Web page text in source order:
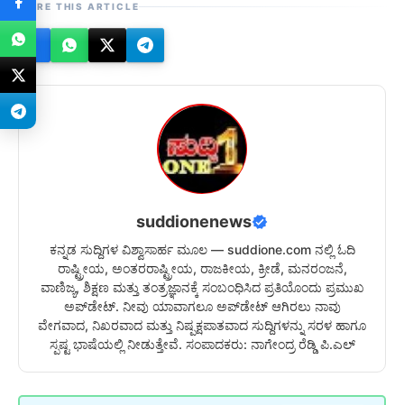
SHARE THIS ARTICLE
suddionenews
ಕನ್ನಡ ಸುದ್ದಿಗಳ ವಿಶ್ವಾಸಾರ್ಹ ಮೂಲ — suddione.com ನಲ್ಲಿ ಓದಿ
ರಾಷ್ಟ್ರೀಯ, ಅಂತರರಾಷ್ಟ್ರೀಯ, ರಾಜಕೀಯ, ಕ್ರೀಡೆ, ಮನರಂಜನೆ,
ವಾಣಿಜ್ಯ, ಶಿಕ್ಷಣ ಮತ್ತು ತಂತ್ರಜ್ಞಾನಕ್ಕೆ ಸಂಬಂಧಿಸಿದ ಪ್ರತಿಯೊಂದು ಪ್ರಮುಖ
ಅಪ್‌ಡೇಟ್. ನೀವು ಯಾವಾಗಲೂ ಅಪ್‌ಡೇಟ್ ಆಗಿರಲು ನಾವು
ವೇಗವಾದ, ನಿಖರವಾದ ಮತ್ತು ನಿಷ್ಪಕ್ಷಪಾತವಾದ ಸುದ್ದಿಗಳನ್ನು ಸರಳ ಹಾಗೂ
ಸ್ಪಷ್ಟ ಭಾಷೆಯಲ್ಲಿ ನೀಡುತ್ತೇವೆ. ಸಂಪಾದಕರು: ನಾಗೇಂದ್ರ ರೆಡ್ಡಿ ಪಿ.ಎಲ್